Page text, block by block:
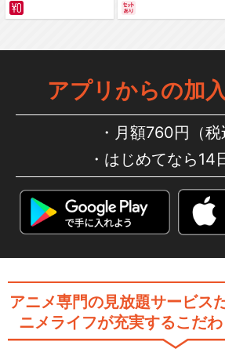
アプリからの加
月額760円（税
はじめてなら14
アニメ専門の見放題サービス
ニメライフが充実するこだわ